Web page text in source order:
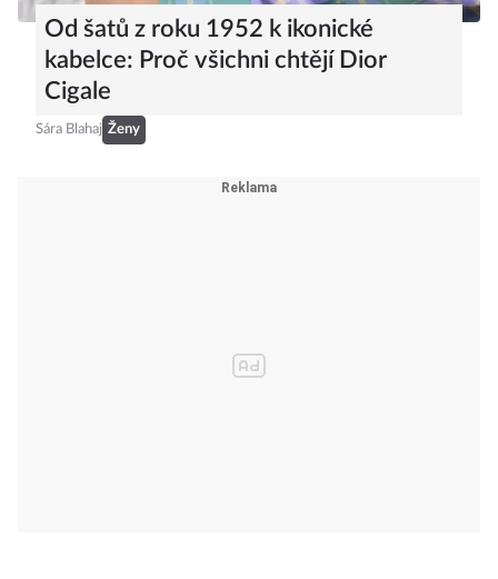
Od šatů z roku 1952 k ikonické
kabelce: Proč všichni chtějí Dior
Cigale
Sára Blahaj Ženy